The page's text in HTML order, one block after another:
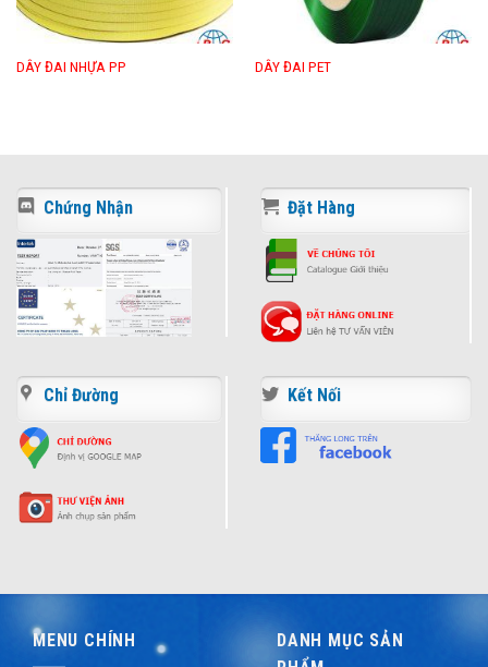
DÂY ĐAI NHỰA PP DÂY ĐAI PET
Chứng Nhận Đặt Hàng
Chỉ Đường Kết Nối
MENU CHÍNH
DANH MỤC SẢN